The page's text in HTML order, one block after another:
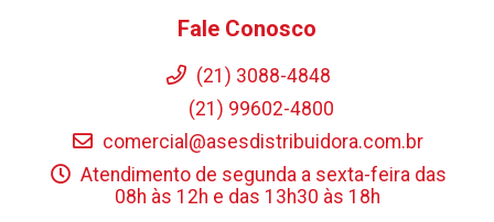
Fale Conosco
(21) 3088-4848
(21) 99602-4800
comercial@asesdistribuidora.com.br
Atendimento de segunda a sexta-feira das
08h às 12h e das 13h30 às 18h